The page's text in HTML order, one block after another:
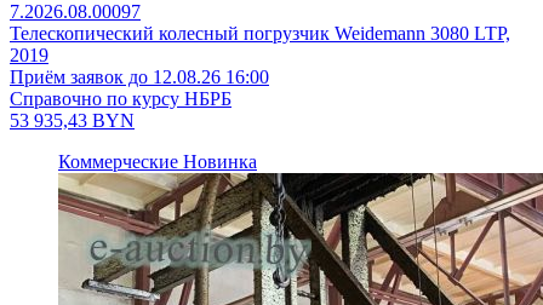
7.2026.08.00097
Телескопический колесный погрузчик Weidemann 3080 LTP,
2019
Приём заявок до 12.08.26 16:00
Справочно по курсу НБРБ
53 935,43 BYN
Коммерческие Новинка